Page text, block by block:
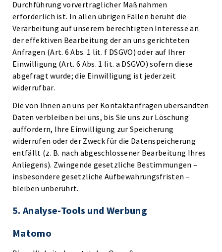
Durchführung vorvertraglicher Maßnahmen
erforderlich ist. In allen übrigen Fällen beruht die
Verarbeitung auf unserem berechtigten Interesse an
der effektiven Bearbeitung der an uns gerichteten
Anfragen (Art. 6 Abs. 1 lit. f DSGVO) oder auf Ihrer
Einwilligung (Art. 6 Abs. 1 lit. a DSGVO) sofern diese
abgefragt wurde; die Einwilligung ist jederzeit
widerrufbar.
Die von Ihnen an uns per Kontaktanfragen übersandten
Daten verbleiben bei uns, bis Sie uns zur Löschung
auffordern, Ihre Einwilligung zur Speicherung
widerrufen oder der Zweck für die Datenspeicherung
entfällt (z. B. nach abgeschlossener Bearbeitung Ihres
Anliegens). Zwingende gesetzliche Bestimmungen –
insbesondere gesetzliche Aufbewahrungsfristen –
bleiben unberührt.
5. Analyse-Tools und Werbung
Matomo